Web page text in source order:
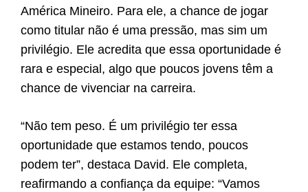
América Mineiro. Para ele, a chance de jogar
como titular não é uma pressão, mas sim um
privilégio. Ele acredita que essa oportunidade é
rara e especial, algo que poucos jovens têm a
chance de vivenciar na carreira.
“Não tem peso. É um privilégio ter essa
oportunidade que estamos tendo, poucos
podem ter”, destaca David. Ele completa,
reafirmando a confiança da equipe: “Vamos